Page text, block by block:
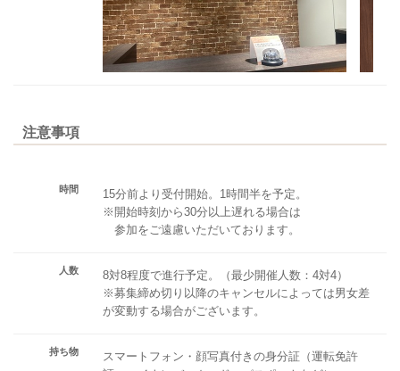
注意事項
時間
15分前より受付開始。1時間半を予定。
※開始時刻から30分以上遅れる場合は
参加をご遠慮いただいております。
人数
8対8程度で進行予定。（最少開催人数：4対4）
※募集締め切り以降のキャンセルによっては男女差
が変動する場合がございます。
持ち物
スマートフォン・顔写真付きの身分証（運転免許